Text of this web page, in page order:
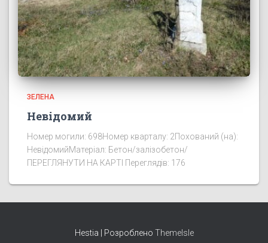
ЗЕЛЕНА
Невідомий
Номер могили: 698Номер кварталу: 2Похований (на):
НевідомийМатеріал: Бетон/залізобетон/
ПЕРЕГЛЯНУТИ НА КАРТІ Переглядів: 176
Hestia | Розроблено ThemeIsle